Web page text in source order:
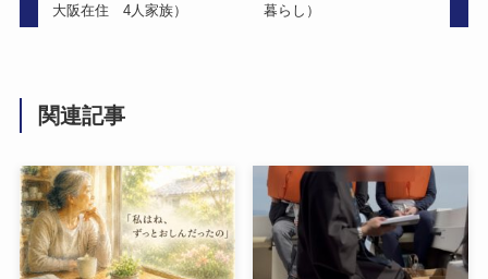
大阪在住 4人家族）
暮らし）
関連記事